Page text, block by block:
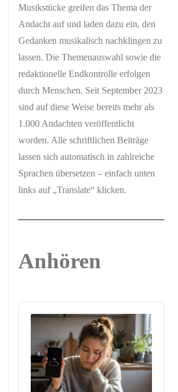
Musikstücke greifen das Thema der
Andacht auf und laden dazu ein, den
Gedanken musikalisch nachklingen zu
lassen. Die Themenauswahl sowie die
redaktionelle Endkontrolle erfolgen
durch Menschen. Seit September 2023
sind auf diese Weise bereits mehr als
1.000 Andachten veröffentlicht
worden. Alle schriftlichen Beiträge
lassen sich automatisch in zahlreiche
Sprachen übersetzen – einfach unten
links auf „Translate“ klicken.
Anhören
Audio
Player